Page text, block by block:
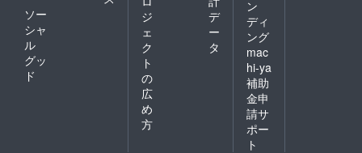
ソー
シャ
ル
グッ
ド
ジ
ェ
ク
ト
の
広
め
方
デ
ー
タ
ン
ディ
ング
mac
hi-ya
補助
金申
請サ
ポー
ト